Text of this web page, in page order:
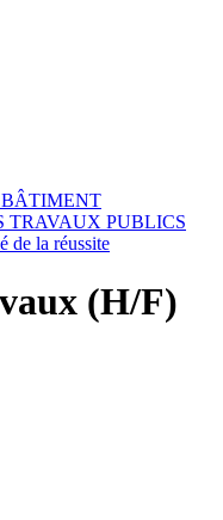
TRAVAUX PUBLICS
de la réussite
(H/F)